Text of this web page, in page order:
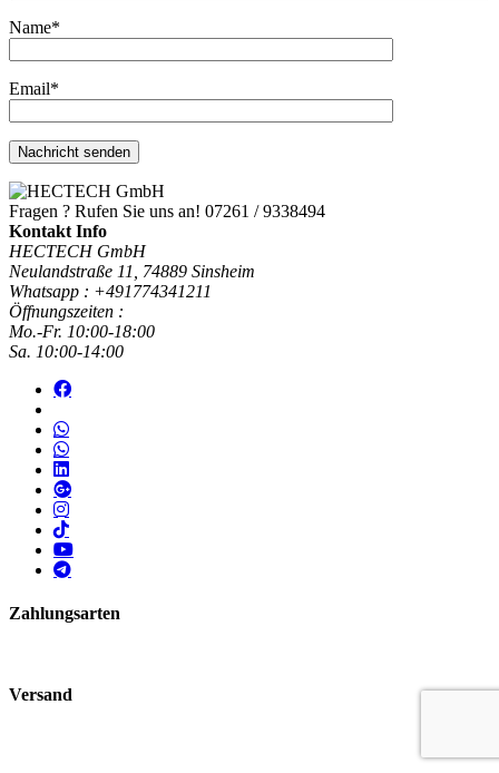
Name*
Email*
Fragen ? Rufen Sie uns an! 07261 / 9338494
Kontakt Info
HECTECH GmbH
Neulandstraße 11, 74889 Sinsheim
Whatsapp : +491774341211
Öffnungszeiten :
Mo.-Fr. 10:00-18:00
Sa. 10:00-14:00
Zahlungsarten
Versand